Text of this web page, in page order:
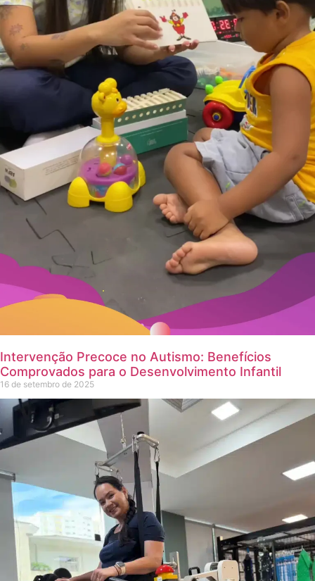
Intervenção Precoce no Autismo: Benefícios
Comprovados para o Desenvolvimento Infantil
16 de setembro de 2025